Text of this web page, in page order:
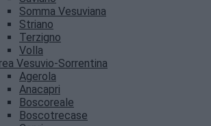
Somma Vesuviana
Striano
Terzigno
Volla
Vesuvio-Sorrentina
Agerola
Anacapri
Boscoreale
Boscotrecase